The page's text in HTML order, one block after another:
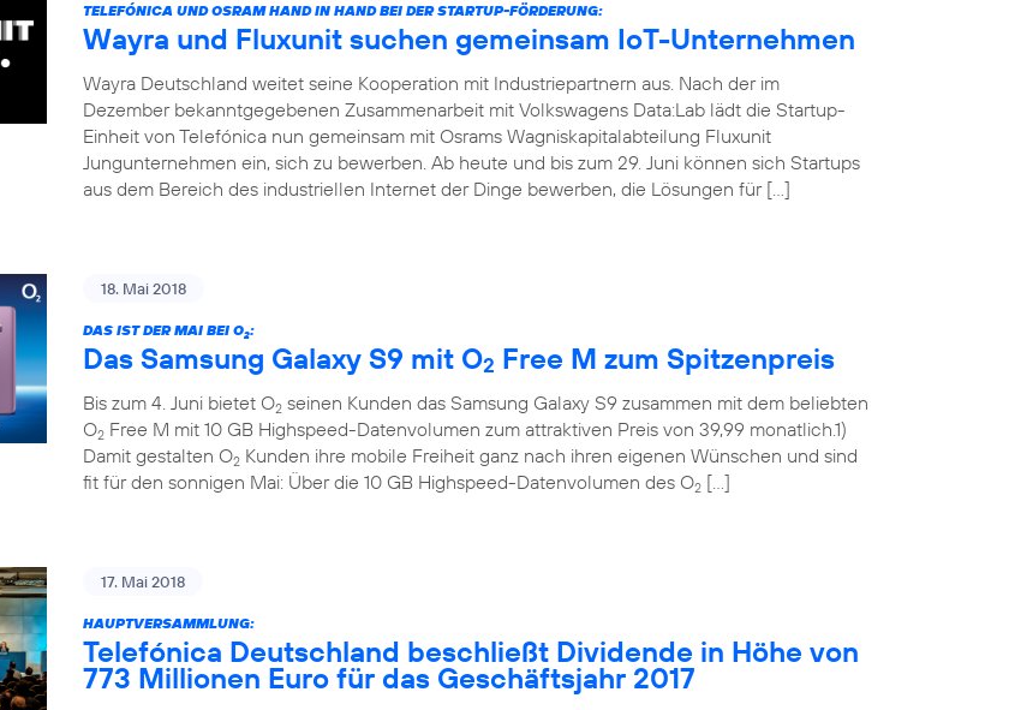
TELEFÓNICA UND OSRAM HAND IN HAND BEI DER STARTUP-FÖRDERUNG:
Wayra und Fluxunit suchen gemeinsam IoT-Unternehmen
Wayra Deutschland weitet seine Kooperation mit Industriepartnern aus. Nach der im
Dezember bekanntgegebenen Zusammenarbeit mit Volkswagens Data:Lab lädt die Startup-
Einheit von Telefónica nun gemeinsam mit Osrams Wagniskapitalabteilung Fluxunit
Jungunternehmen ein, sich zu bewerben. Ab heute und bis zum 29. Juni können sich Startups
aus dem Bereich des industriellen Internet der Dinge bewerben, die Lösungen für […]
18. Mai 2018
DAS IST DER MAI BEI O2:
Das Samsung Galaxy S9 mit O2 Free M zum Spitzenpreis
Bis zum 4. Juni bietet O2 seinen Kunden das Samsung Galaxy S9 zusammen mit dem beliebten
O2 Free M mit 10 GB Highspeed-Datenvolumen zum attraktiven Preis von 39,99 monatlich.1)
Damit gestalten O2 Kunden ihre mobile Freiheit ganz nach ihren eigenen Wünschen und sind
fit für den sonnigen Mai: Über die 10 GB Highspeed-Datenvolumen des O2 […]
17. Mai 2018
HAUPTVERSAMMLUNG:
Telefónica Deutschland beschließt Dividende in Höhe von
773 Millionen Euro für das Geschäftsjahr 2017